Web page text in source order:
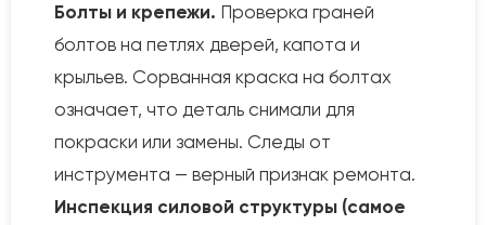
Болты и крепежи. Проверка граней
болтов на петлях дверей, капота и
крыльев. Сорванная краска на болтах
означает, что деталь снимали для
покраски или замены. Следы от
инструмента — верный признак ремонта.
Инспекция силовой структуры (самое